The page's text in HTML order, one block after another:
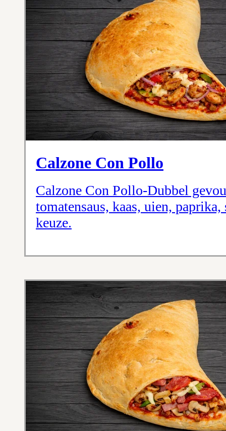
Calzone Con Pollo
Calzone Con Pollo-Dubbel
tomatensaus, kaas, uien,
keuze.